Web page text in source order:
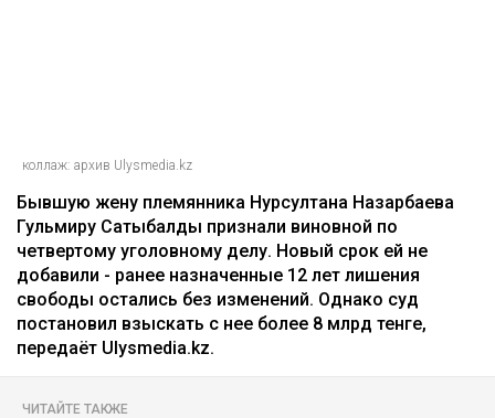
коллаж: архив Ulysmedia.kz
Бывшую жену племянника Нурсултана Назарбаева
Гульмиру Сатыбалды признали виновной по
четвертому уголовному делу. Новый срок ей не
добавили - ранее назначенные 12 лет лишения
свободы остались без изменений. Однако суд
постановил взыскать с нее более 8 млрд тенге,
передаёт Ulysmedia.kz.
ЧИТАЙТЕ ТАКЖЕ